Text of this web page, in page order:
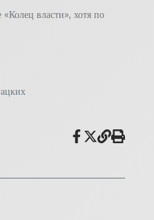
власти», хотя по